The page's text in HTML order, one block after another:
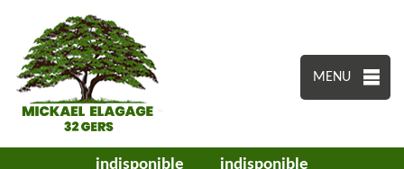
MENU
indisponible indisponible